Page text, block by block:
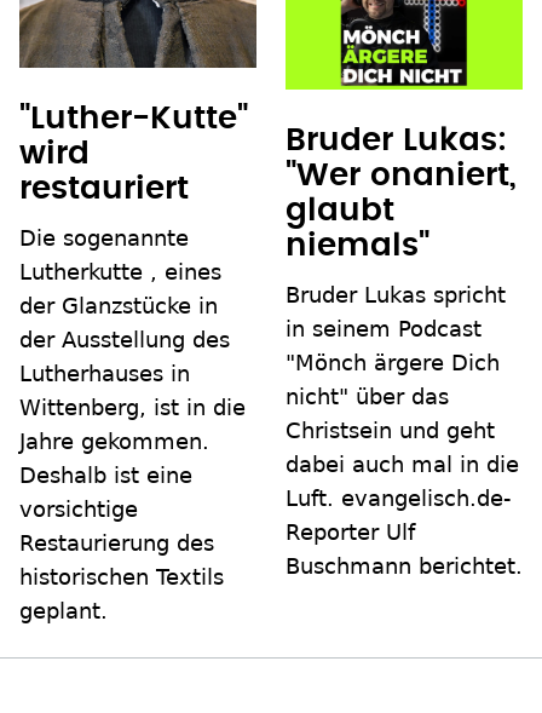
"Luther-Kutte"
wird
restauriert
Die sogenannte
Lutherkutte , eines
der Glanzstücke in
der Ausstellung des
Lutherhauses in
Wittenberg, ist in die
Jahre gekommen.
Deshalb ist eine
vorsichtige
Restaurierung des
historischen Textils
geplant.
Bruder Lukas:
"Wer onaniert,
glaubt
niemals"
Bruder Lukas spricht
in seinem Podcast
"Mönch ärgere Dich
nicht" über das
Christsein und geht
dabei auch mal in die
Luft. evangelisch.de-
Reporter Ulf
Buschmann berichtet.